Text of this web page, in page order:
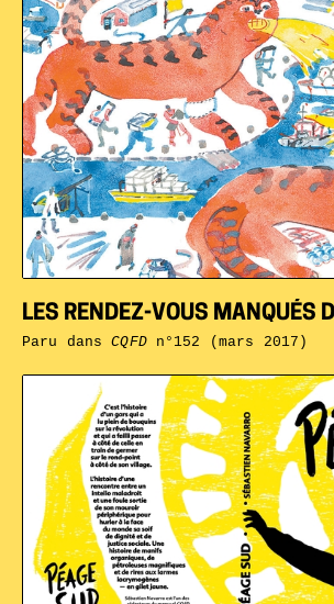
LES RENDEZ-VOUS MANQUÉS
Paru dansCQFDn°152 (mars 2017)